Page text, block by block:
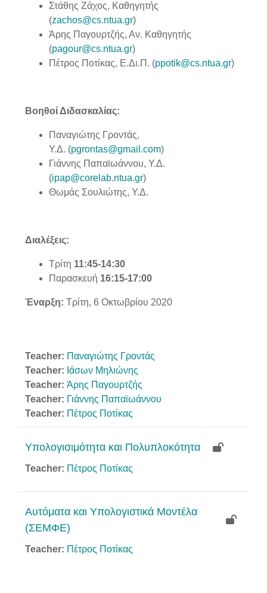
Στάθης Ζάχος, Καθηγητής
(zachos@cs.ntua.gr)
Άρης Παγουρτζής, Αν. Καθηγητής
(pagour@cs.ntua.gr)
Πέτρος Ποτίκας, Ε.Δι.Π. (ppotik@cs.ntua.gr)
Βοηθοί Διδασκαλίας:
Παναγιώτης Γροντάς,
Υ.Δ. (pgrontas@gmail.com)
Γιάννης Παπαϊωάννου, Υ.Δ.
(ipap@corelab.ntua.gr)
Θωμάς Σουλιώτης, Υ.Δ.
Διαλέξεις:
Τρίτη 11:45-14:30
Παρασκευή 16:15-17:00
Έναρξη: Τρίτη, 6 Οκτωβρίου 2020
Teacher: Παναγιώτης Γροντάς
Teacher: Ιάσων Μηλιώνης
Teacher: Άρης Παγουρτζής
Teacher: Γιάννης Παπαϊωάννου
Teacher: Πέτρος Ποτίκας
Υπολογισιμότητα και Πολυπλοκότητα
Teacher: Πέτρος Ποτίκας
Αυτόματα και Υπολογιστικά Μοντέλα
(ΣΕΜΦΕ)
Teacher: Πέτρος Ποτίκας